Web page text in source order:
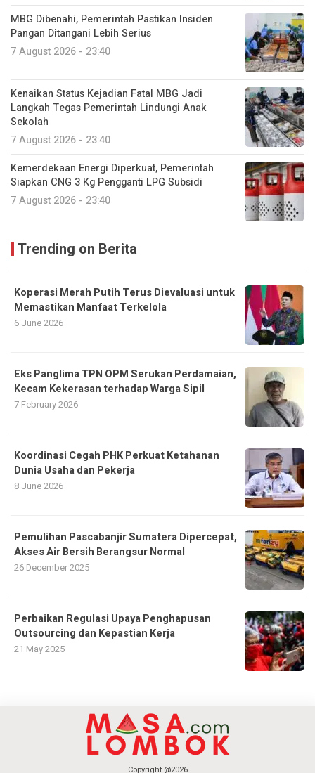
MBG Dibenahi, Pemerintah Pastikan Insiden
Pangan Ditangani Lebih Serius
7 August 2026 - 23:40
Kenaikan Status Kejadian Fatal MBG Jadi
Langkah Tegas Pemerintah Lindungi Anak
Sekolah
7 August 2026 - 23:40
Kemerdekaan Energi Diperkuat, Pemerintah
Siapkan CNG 3 Kg Pengganti LPG Subsidi
7 August 2026 - 23:40
Trending on Berita
Koperasi Merah Putih Terus Dievaluasi untuk
Memastikan Manfaat Terkelola
6 June 2026
Eks Panglima TPN OPM Serukan Perdamaian,
Kecam Kekerasan terhadap Warga Sipil
7 February 2026
Koordinasi Cegah PHK Perkuat Ketahanan
Dunia Usaha dan Pekerja
8 June 2026
Pemulihan Pascabanjir Sumatera Dipercepat,
Akses Air Bersih Berangsur Normal
26 December 2025
Perbaikan Regulasi Upaya Penghapusan
Outsourcing dan Kepastian Kerja
21 May 2025
Copyright @2026